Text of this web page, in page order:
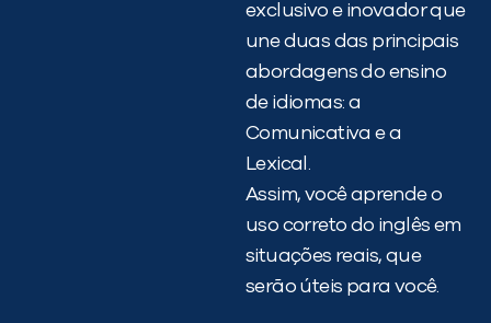
exclusivo e inovador que
une duas das principais
abordagens do ensino
de idiomas: a
Comunicativa e a
Lexical.
Assim, você aprende o
uso correto do inglês em
situações reais, que
serão úteis para você.